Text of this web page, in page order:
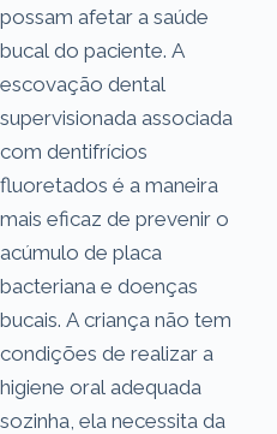
possam afetar a saúde
bucal do paciente. A
escovação dental
supervisionada associada
com dentifrícios
fluoretados é a maneira
mais eficaz de prevenir o
acúmulo de placa
bacteriana e doenças
bucais. A criança não tem
condições de realizar a
higiene oral adequada
sozinha, ela necessita da